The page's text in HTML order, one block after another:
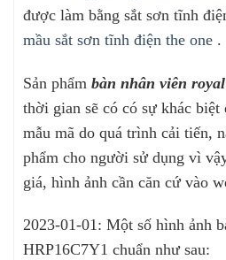
được làm bằng sắt sơn tĩnh
mầu sắt sơn tĩnh điện the one .
Sản phẩm bàn nhân viên
thời gian sẽ có có sự khác biệt
mẫu mã do quá trình cải tiến,
phẩm cho người sử dụng vì
giá, hình ảnh cần căn cứ vào
2023-01-01: Một số hình ảnh
HRP16C7Y1 chuẩn như sau: